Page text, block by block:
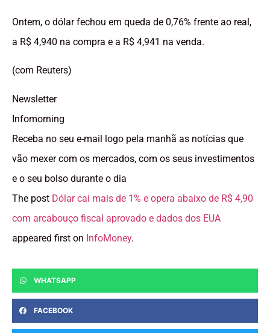
Ontem, o dólar fechou em queda de 0,76% frente ao real,
a R$ 4,940 na compra e a R$ 4,941 na venda.
(com Reuters)
Newsletter
Infomorning
Receba no seu e-mail logo pela manhã as notícias que
vão mexer com os mercados, com os seus investimentos
e o seu bolso durante o dia
The post Dólar cai mais de 1% e opera abaixo de R$ 4,90
com arcabouço fiscal aprovado e dados dos EUA
appeared first on InfoMoney.
WHATSAPP
FACEBOOK